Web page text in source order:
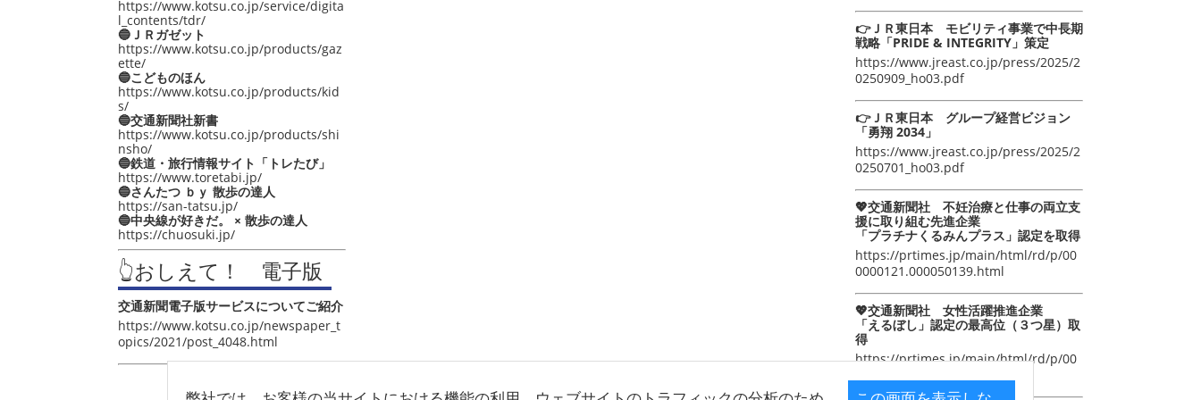
https://www.kotsu.co.jp/service/digita
l_contents/tdr/
🔵ＪＲガゼット
https://www.kotsu.co.jp/products/gaz
ette/
🔵こどものほん
https://www.kotsu.co.jp/products/kid
s/
🔵交通新聞社新書
https://www.kotsu.co.jp/products/shi
nsho/
🔵鉄道・旅行情報サイト「トレたび」
https://www.toretabi.jp/
🔵さんたつ ｂｙ 散歩の達人
https://san-tatsu.jp/
🔵中央線が好きだ。 × 散歩の達人
https://chuosuki.jp/
👆おしえて！ 電子版
交通新聞電子版サービスについてご紹介
https://www.kotsu.co.jp/newspaper_t
opics/2021/post_4048.html
👉ＪＲ東日本 モビリティ事業で中長期
戦略「PRIDE & INTEGRITY」策定
https://www.jreast.co.jp/press/2025/2
0250909_ho03.pdf
👉ＪＲ東日本 グループ経営ビジョン
「勇翔 2034」
https://www.jreast.co.jp/press/2025/2
0250701_ho03.pdf
💖交通新聞社 不妊治療と仕事の両立支
援に取り組む先進企業
「プラチナくるみんプラス」認定を取得
https://prtimes.jp/main/html/rd/p/00
0000121.000050139.html
💖交通新聞社 女性活躍推進企業
「えるぼし」認定の最高位（３つ星）取
得
https://prtimes.jp/main/html/rd/p/00